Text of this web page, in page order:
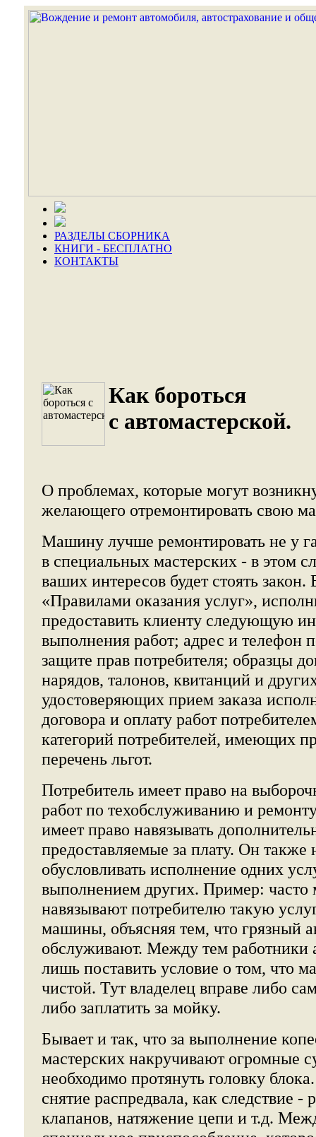
РАЗДЕЛЫ СБОРНИКА
КНИГИ - БЕСПЛАТНО
КОНТАКТЫ
Как бороться
с автомастерской.
О проблемах, которые могут
желающего отремонтировать свою
Машину лучше ремонтировать не у
в специальных мастерских - в этом
ваших интересов будет стоять закон.
«Правилами оказания услуг»,
предоставить клиенту следующую
выполнения работ; адрес и телефон
защите прав потребителя; образцы
нарядов, талонов, квитанций и
удостоверяющих прием заказа
договора и оплату работ
категорий потребителей, имеющих
перечень льгот.
Потребитель имеет право на
работ по техобслуживанию и
имеет право навязывать
предоставляемые за плату. Он также
обусловливать исполнение одних
выполнением других. Пример: часто
навязывают потребителю такую
машины, объясняя тем, что грязный
обслуживают. Между тем работники
лишь поставить условие о том, что
чистой. Тут владелец вправе либо
либо заплатить за мойку.
Бывает и так, что за выполнение
мастерских накручивают огромные
необходимо протянуть головку
снятие распредвала, как следствие -
клапанов, натяжение цепи и т.д.